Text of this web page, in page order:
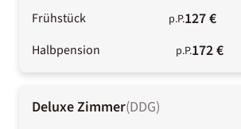
Frühstück p.P.127 €
Halbpension p.P.172 €
Deluxe Zimmer(DDG)